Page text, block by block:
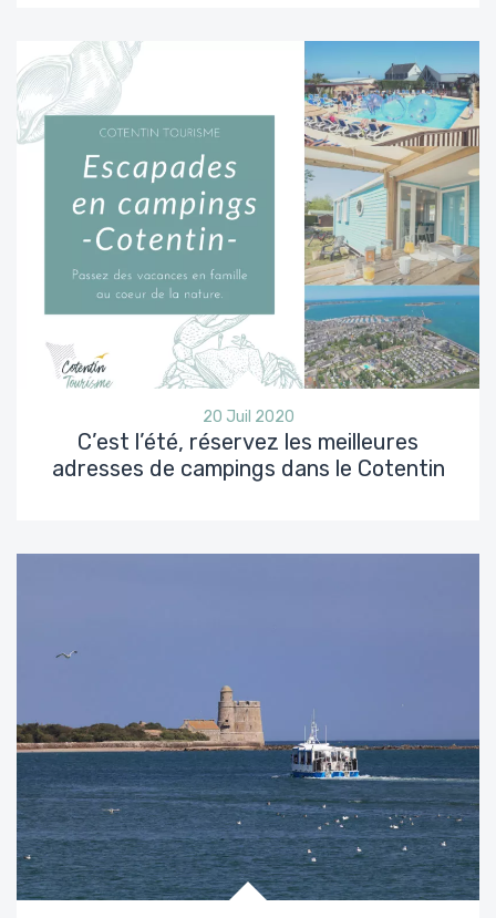
20 Juil 2020
C’est l’été, réservez les meilleures
adresses de campings dans le Cotentin